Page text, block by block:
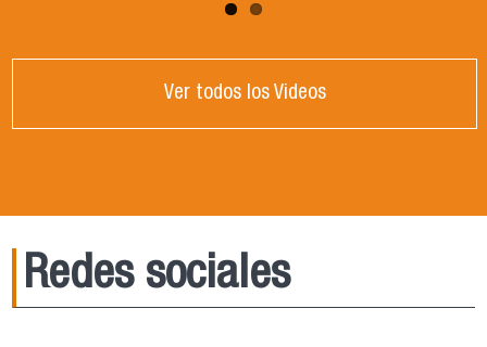
Ver todos los Videos
Redes sociales